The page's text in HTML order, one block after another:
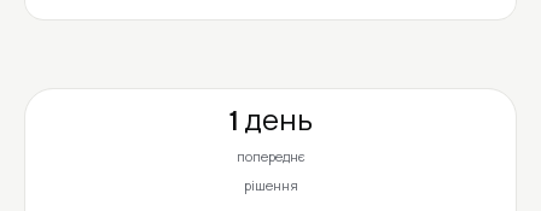
1 день
попереднє
рішення